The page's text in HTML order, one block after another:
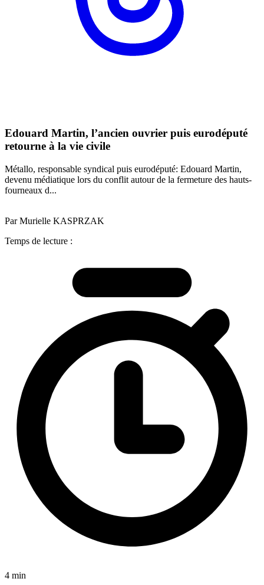
Edouard Martin, l’ancien ouvrier puis eurodéputé
retourne à la vie civile
Métallo, responsable syndical puis eurodéputé: Edouard Martin,
devenu médiatique lors du conflit autour de la fermeture des hauts-
fourneaux d...
Par Murielle KASPRZAK
Temps de lecture :
4 min